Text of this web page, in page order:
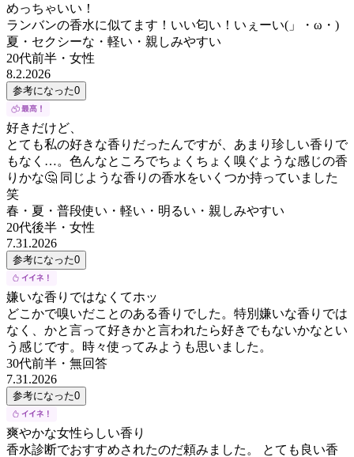
めっちゃいい！
ランバンの香水に似てます！いい匂い！いぇーい(」・ω・)
夏・セクシーな・軽い・親しみやすい
20代前半 ・ 女性
8.2.2026
参考になった0
好きだけど、
とても私の好きな香りだったんですが、あまり珍しい香りで
もなく…。色んなところでちょくちょく嗅ぐような感じの香
りかな🤔 同じような香りの香水をいくつか持っていました
笑
春・夏・普段使い・軽い・明るい・親しみやすい
20代後半 ・ 女性
7.31.2026
参考になった0
嫌いな香りではなくてホッ
どこかで嗅いだことのある香りでした。特別嫌いな香りでは
なく、かと言って好きかと言われたら好きでもないかなとい
う感じです。時々使ってみようも思いました。
30代前半 ・ 無回答
7.31.2026
参考になった0
爽やかな女性らしい香り
香水診断でおすすめされたのだ頼みました。 とても良い香